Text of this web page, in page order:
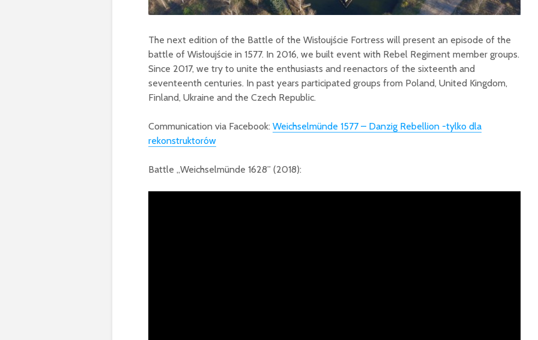
The next edition of the Battle of the Wisłoujście Fortress will present an episode of the
battle of Wisłoujście in 1577. In 2016, we built event with Rebel Regiment member groups.
Since 2017, we try to unite the enthusiasts and reenactors of the sixteenth and
seventeenth centuries. In past years participated groups from Poland, United Kingdom,
Finland, Ukraine and the Czech Republic.
Communication via Facebook: Weichselmünde 1577 – Danzig Rebellion -tylko dla
rekonstruktorów
Battle „Weichselmünde 1628” (2018):
historycznych
muszkieterski